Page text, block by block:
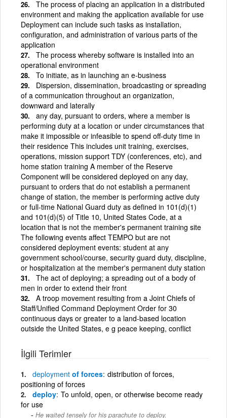
The process of placing an application in a distributed
environment and making the application available for use
Deployment can include such tasks as installation,
configuration, and administration of various parts of the
application
The process whereby software is installed into an
operational environment
To initiate, as in launching an e-business
Dispersion, dissemination, broadcasting or spreading
of a communication throughout an organization,
downward and laterally
any day, pursuant to orders, where a member is
performing duty at a location or under circumstances that
make it impossible or infeasible to spend off-duty time in
their residence This includes unit training, exercises,
operations, mission support TDY (conferences, etc), and
home station training A member of the Reserve
Component will be considered deployed on any day,
pursuant to orders that do not establish a permanent
change of station, the member is performing active duty
or full-time National Guard duty as defined in 101(d)(1)
and 101(d)(5) of Title 10, United States Code, at a
location that is not the member's permanent training site
The following events affect TEMPO but are not
considered deployment events: student at any
government school/course, security guard duty, discipline,
or hospitalization at the member's permanent duty station
The act of deploying; a spreading out of a body of
men in order to extend their front
A troop movement resulting from a Joint Chiefs of
Staff/Unified Command Deployment Order for 30
continuous days or greater to a land-based location
outside the United States, e g peace keeping, conflict
İlgili Terimler
deployment of forces distribution of forces,
positioning of forces
deploy To unfold, open, or otherwise become ready
for use
He waited tensely for his parachute to deploy.